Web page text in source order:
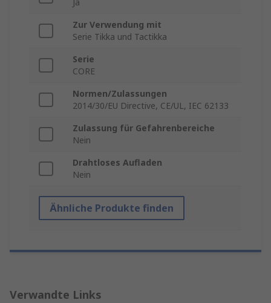
Ja
Zur Verwendung mit
Serie Tikka und Tactikka
Serie
CORE
Normen/Zulassungen
2014/30/EU Directive, CE/UL, IEC 62133
Zulassung für Gefahrenbereiche
Nein
Drahtloses Aufladen
Nein
Ähnliche Produkte finden
Verwandte Links